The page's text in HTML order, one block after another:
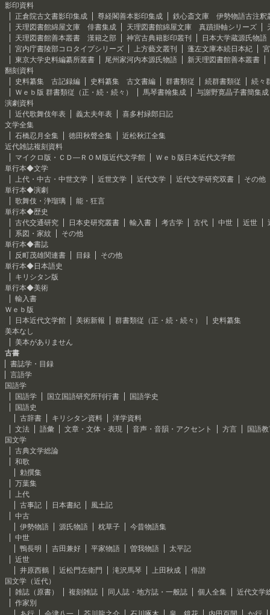
影印資料
正倉院古文書影印集成
尊経閣善本影印集成
鉄心斎文庫 伊勢物語古注釈
天理図書館綿屋文庫 俳書集成
天理図書館綿屋文庫 真蹟掛軸シリーズ
天理図書館善本叢書 漢籍之部
神宮古典籍影印叢刊
日本大学蔵源氏物語
宮内庁書陵部コロタイプシリーズ
上方藝文叢刊 蓬左文庫本続日本紀
東京大学史料編纂所叢書
尾州家河内本源氏物語
新天理図書館善本叢書
翻刻資料
史料纂集 古記録編
史料纂集 古文書編 群書類従 続群書類従
続々
Ｗｅｂ版 群書類従（正・続・続々）
馬琴書翰集成
与謝野寛晶子書簡集成
演劇資料
近代歌舞伎年表
義太夫年表
喜多村緑郎日記
文学全集
石橋忍月全集
徳田秋聲全集
近松秋江全集
近代雑誌複刻資料
マイクロ版・ＣＤ―ＲＯＭ版近代文学館
Ｗｅｂ版日本近代文学館
単行本◆文学
上代・中古・中世文学
近世文学 近代文学 近代文学研究双書
その他
単行本◆演劇
歌舞伎・浄瑠璃
能・狂言
単行本◆歴史
古代交通研究
日本史研究叢書 輸入書 考古学 古代 中世 近世
系図・家紋
その他
単行本◆書誌
反町茂雄関連書
目録
その他
単行本◆日本語史
キリシタン版
単行本◆美術
輸入書
Ｗｅｂ版
日本近代文学館
美術新報 群書類従（正・続・続々）
史料纂集
美本なし
美本がありません
古書
書誌学・目録
言語学
国語学
国語学
国立国語研究所刊行書
国語学史
国語史
古辞書
キリシタン資料
洋学資料
文法
語彙 文章・文体・表現 音声・音韻・アクセント 方言
国語
国文学
古典文学総論
和歌
勅撰集
万葉集
上代
古事記
日本書紀
風土記
中古
伊勢物語
源氏物語 枕草子
今昔物語集
中世
鴨長明
吉田兼好 平家物語 曽我物語
太平記
近世
井原西鶴
近松門左衛門 滝沢馬琴 上田秋成
俳諧
国文学（近代）
雑誌（原書）
複刻雑誌 同人誌・地方誌・一般誌 個人全集
近代文学
作家別